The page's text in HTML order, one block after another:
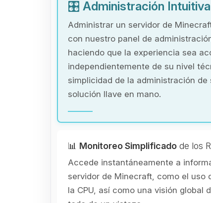
🎛️ Administración
Administrar un servidor de
con nuestro panel de
haciendo que la experiencia sea
independientemente de su nivel
simplicidad de la administración
solución llave en mano.
📊 Monitoreo Simplificado de los
Accede instantáneamente a
servidor de Minecraft, como el uso
la CPU, así como una visión global